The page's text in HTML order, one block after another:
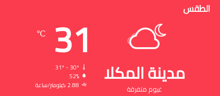
الطقس
مدينة المكلا
غيوم متفرقة
31
℃
52%
2.88 كيلومتر/ساعة